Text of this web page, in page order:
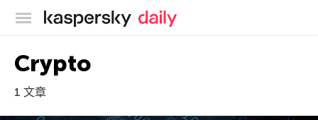
卡巴斯基官方博客
Crypto
1 文章